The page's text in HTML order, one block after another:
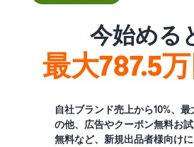
今始める
最大787.5
自社ブランド売上から10%、
の他、広告やクーポン無料お
無料など、新規出品者様向け